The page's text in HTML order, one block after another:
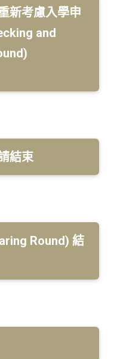
新考慮入學申
and
結束
Round) 結